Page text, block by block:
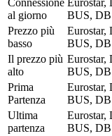
al giorno
BUS, DB
Prezzo più
basso
Eurostar,
BUS, DB
Il prezzo più
alto
Eurostar,
BUS, DB
Prima
Partenza
Eurostar,
BUS, DB
Ultima
partenza
Eurostar,
BUS, DB